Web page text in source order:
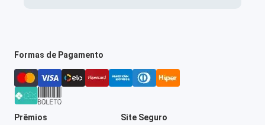
Formas de Pagamento
Prêmios Site Seguro